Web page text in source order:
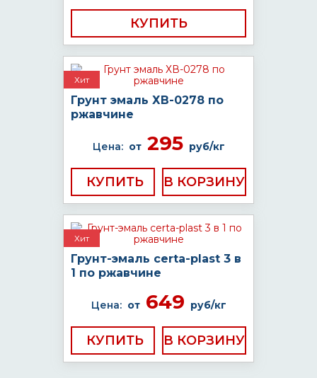
КУПИТЬ
Хит
Грунт эмаль ХВ-0278 по
ржавчине
Цена: от295 руб/кг
КУПИТЬ
Хит
Грунт-эмаль certa-plast 3 в
1 по ржавчине
Цена: от649 руб/кг
КУПИТЬ